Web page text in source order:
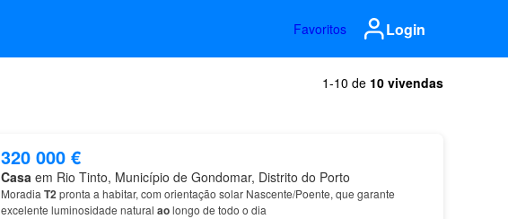
Favoritos Login
1-10 de 10 vivendas
320 000 €
Casaem Rio Tinto, Município de Gondomar, Distrito do Porto
Moradia T2pronta a habitar, com orientação solar Nascente/Poente, que garante
excelente luminosidade natural aolongo de todo o dia